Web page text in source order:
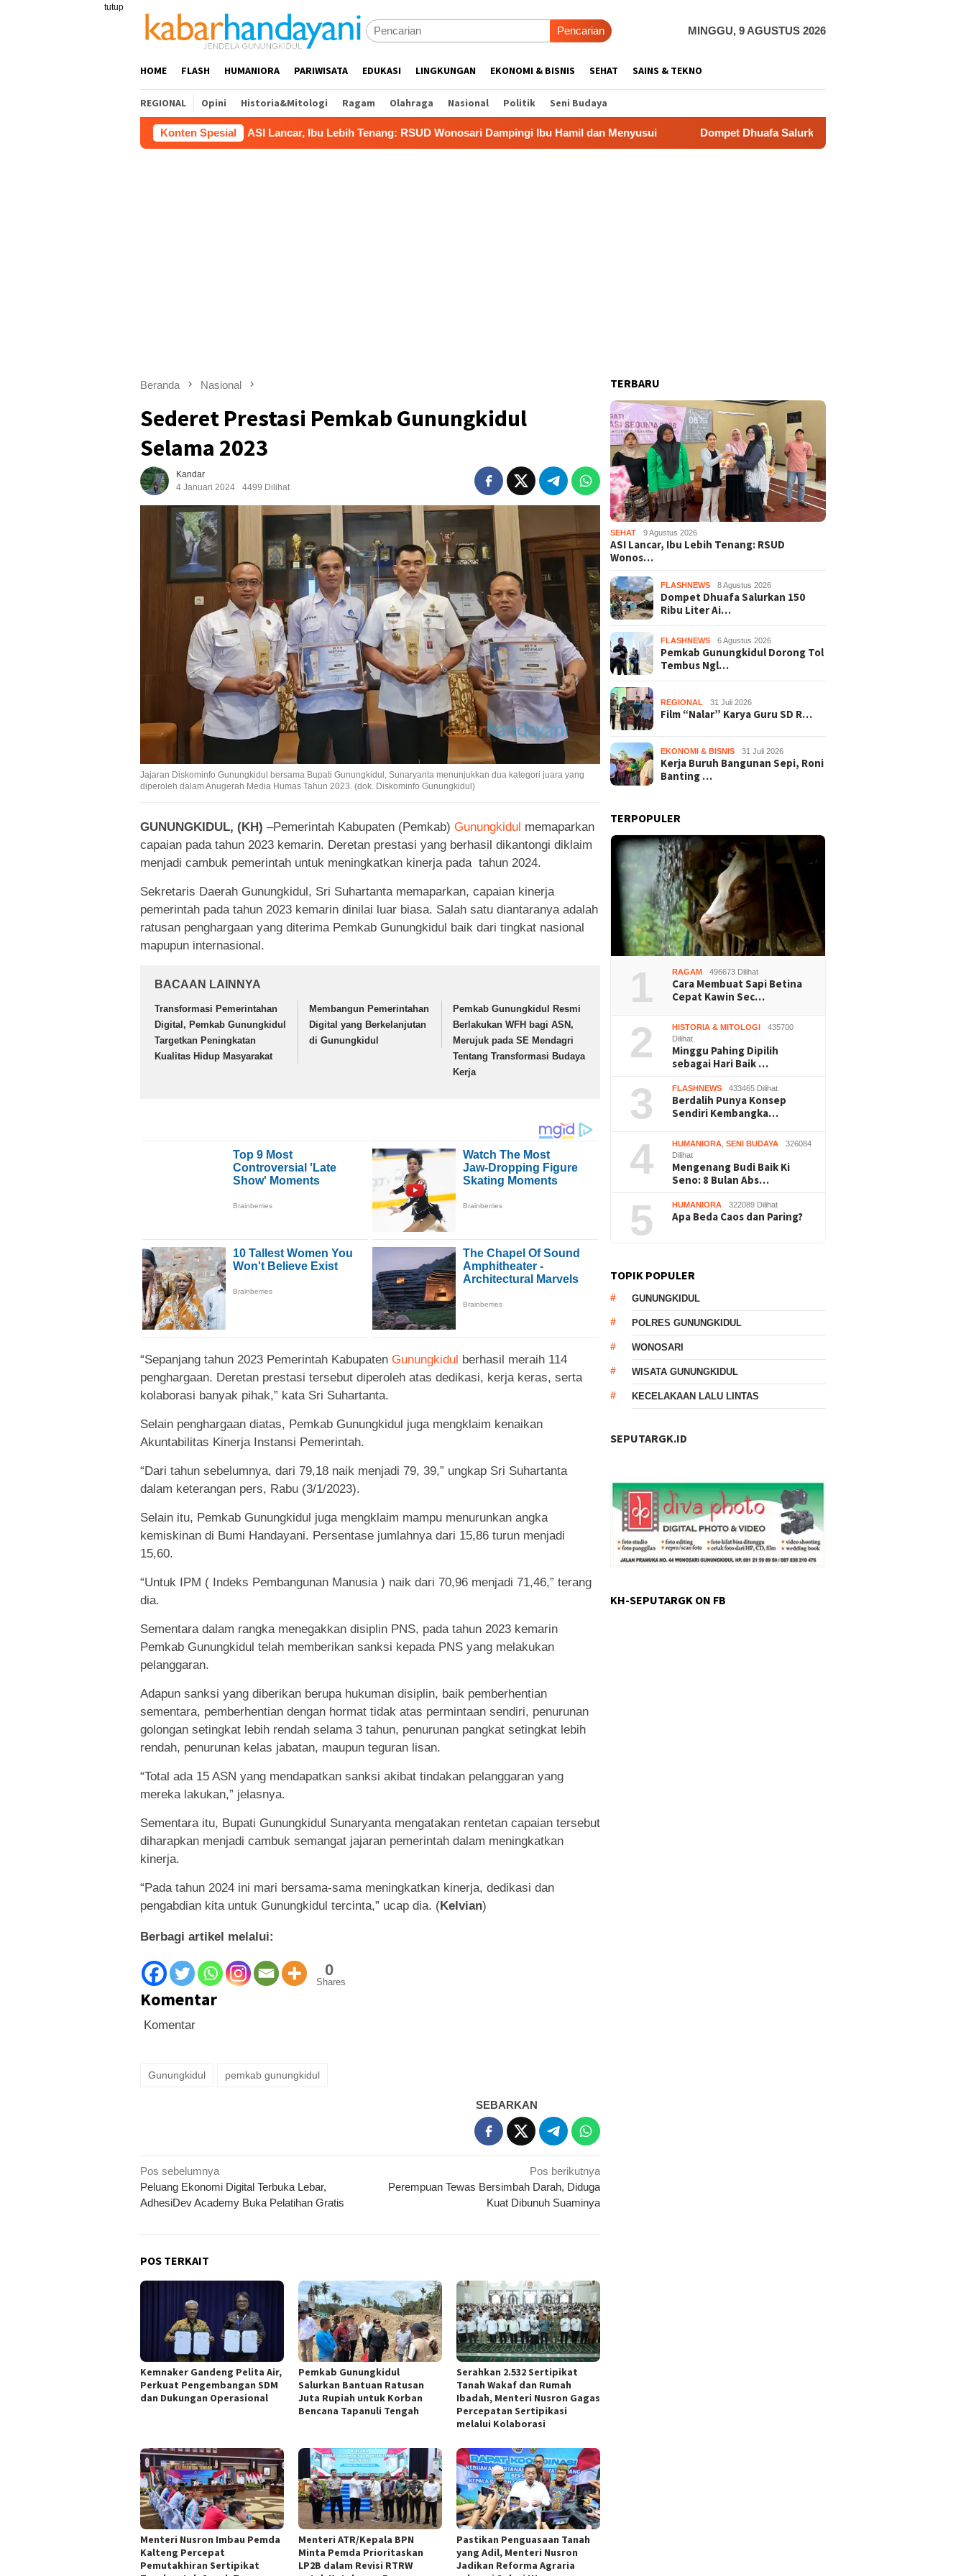
tutup
Pencarian MINGGU, 9 AGUSTUS 2026
HOME FLASH HUMANIORA PARIWISATA EDUKASI LINGKUNGAN EKONOMI & BISNIS SEHAT SAINS & TEKNO
REGIONAL Opini Historia&Mitologi Ragam Olahraga Nasional Politik Seni Budaya
Konten Spesial
ASI Lancar, Ibu Lebih Tenang: RSUD Wonosari Dampingi Ibu Hamil dan Menyusui Dompet Dhuafa Salurkan 150 Ribu Liter Air Bersih ke Pelosok
Beranda Nasional
Sederet Prestasi Pemkab Gunungkidul
Selama 2023
Kandar
4 Januari 2024
4499 Dilihat
Jajaran Diskominfo Gunungkidul bersama Bupati Gunungkidul, Sunaryanta menunjukkan dua kategori juara yang
diperoleh dalam Anugerah Media Humas Tahun 2023. (dok. Diskominfo Gunungkidul)
GUNUNGKIDUL, (KH) –Pemerintah Kabupaten (Pemkab) Gunungkidul memaparkan
capaian pada tahun 2023 kemarin. Deretan prestasi yang berhasil dikantongi diklaim
menjadi cambuk pemerintah untuk meningkatkan kinerja pada tahun 2024.
Sekretaris Daerah Gunungkidul, Sri Suhartanta memaparkan, capaian kinerja
pemerintah pada tahun 2023 kemarin dinilai luar biasa. Salah satu diantaranya adalah
ratusan penghargaan yang diterima Pemkab Gunungkidul baik dari tingkat nasional
mapupun internasional.
BACAAN LAINNYA
Transformasi Pemerintahan
Digital, Pemkab Gunungkidul
Targetkan Peningkatan
Kualitas Hidup Masyarakat
Membangun Pemerintahan
Digital yang Berkelanjutan
di Gunungkidul
Pemkab Gunungkidul Resmi
Berlakukan WFH bagi ASN,
Merujuk pada SE Mendagri
Tentang Transformasi Budaya
Kerja
“Sepanjang tahun 2023 Pemerintah Kabupaten Gunungkidul berhasil meraih 114
penghargaan. Deretan prestasi tersebut diperoleh atas dedikasi, kerja keras, serta
kolaborasi banyak pihak,” kata Sri Suhartanta.
Selain penghargaan diatas, Pemkab Gunungkidul juga mengklaim kenaikan
Akuntabilitas Kinerja Instansi Pemerintah.
“Dari tahun sebelumnya, dari 79,18 naik menjadi 79, 39,” ungkap Sri Suhartanta
dalam keterangan pers, Rabu (3/1/2023).
Selain itu, Pemkab Gunungkidul juga mengklaim mampu menurunkan angka
kemiskinan di Bumi Handayani. Persentase jumlahnya dari 15,86 turun menjadi
15,60.
“Untuk IPM ( Indeks Pembangunan Manusia ) naik dari 70,96 menjadi 71,46,” terang
dia.
Sementara dalam rangka menegakkan disiplin PNS, pada tahun 2023 kemarin
Pemkab Gunungkidul telah memberikan sanksi kepada PNS yang melakukan
pelanggaran.
Adapun sanksi yang diberikan berupa hukuman disiplin, baik pemberhentian
sementara, pemberhentian dengan hormat tidak atas permintaan sendiri, penurunan
golongan setingkat lebih rendah selama 3 tahun, penurunan pangkat setingkat lebih
rendah, penurunan kelas jabatan, maupun teguran lisan.
“Total ada 15 ASN yang mendapatkan sanksi akibat tindakan pelanggaran yang
mereka lakukan,” jelasnya.
Sementara itu, Bupati Gunungkidul Sunaryanta mengatakan rentetan capaian tersebut
diharapkan menjadi cambuk semangat jajaran pemerintah dalam meningkatkan
kinerja.
“Pada tahun 2024 ini mari bersama-sama meningkatkan kinerja, dedikasi dan
pengabdian kita untuk Gunungkidul tercinta,” ucap dia. (Kelvian)
Berbagi artikel melalui:
0
Shares
Komentar
Komentar
Gunungkidul pemkab gunungkidul
SEBARKAN
Navigasi
pos
Pos sebelumnya
Peluang Ekonomi Digital Terbuka Lebar,
AdhesiDev Academy Buka Pelatihan Gratis
Pos berikutnya
Perempuan Tewas Bersimbah Darah, Diduga
Kuat Dibunuh Suaminya
POS TERKAIT
Kemnaker Gandeng Pelita Air,
Perkuat Pengembangan SDM
dan Dukungan Operasional
Pemkab Gunungkidul
Salurkan Bantuan Ratusan
Juta Rupiah untuk Korban
Bencana Tapanuli Tengah
Serahkan 2.532 Sertipikat
Tanah Wakaf dan Rumah
Ibadah, Menteri Nusron Gagas
Percepatan Sertipikasi
melalui Kolaborasi
Menteri Nusron Imbau Pemda
Kalteng Percepat
Pemutakhiran Sertipikat
Menteri ATR/Kepala BPN
Minta Pemda Prioritaskan
LP2B dalam Revisi RTRW
Pastikan Penguasaan Tanah
yang Adil, Menteri Nusron
Jadikan Reforma Agraria
TERBARU
SEHAT 9 Agustus 2026
ASI Lancar, Ibu Lebih Tenang: RSUD
Wonos…
FLASHNEWS 8 Agustus 2026
Dompet Dhuafa Salurkan 150
Ribu Liter Ai…
FLASHNEWS 6 Agustus 2026
Pemkab Gunungkidul Dorong Tol
Tembus Ngl…
REGIONAL 31 Juli 2026
Film “Nalar” Karya Guru SD R…
EKONOMI & BISNIS 31 Juli 2026
Kerja Buruh Bangunan Sepi, Roni
Banting …
TERPOPULER
1 RAGAM 496673 Dilihat
Cara Membuat Sapi Betina
Cepat Kawin Sec…
2 HISTORIA & MITOLOGI
435700
Dilihat
Minggu Pahing Dipilih
sebagai Hari Baik …
3 FLASHNEWS 433465 Dilihat
Berdalih Punya Konsep
Sendiri Kembangka…
4 HUMANIORA ,SENI BUDAYA
326084
Dilihat
Mengenang Budi Baik Ki
Seno: 8 Bulan Abs…
5 HUMANIORA 322089 Dilihat
Apa Beda Caos dan Paring?
TOPIK POPULER
GUNUNGKIDUL
POLRES GUNUNGKIDUL
WONOSARI
WISATA GUNUNGKIDUL
KECELAKAAN LALU LINTAS
SEPUTARGK.ID
KH-SEPUTARGK ON FB